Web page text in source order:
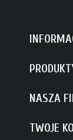
NASZA
TWOJE